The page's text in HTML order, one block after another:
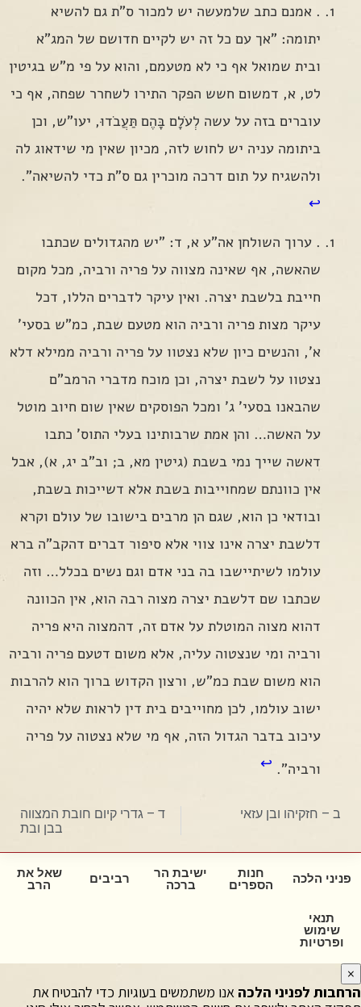
. אמנם כתב שלמעשה יש למכור ס"ת גם להשיא
יתומה: "אך עם כל זה יש לקיים חדושם של המג"א
ובית שמואל אף כי לא מטעמם, והוא על פי מ"ש בגיטין
לט, א, דמשום חשש הפקר התירו לשחרר שפחה, אף כי
עוברים בזה על עשה לְעֹלָם בָּהֶם תַּעֲבֹדוּ, יעו"ש, וכן
ביתומה עניה יש לחוש לזה, מכיון שאין מי שידאוג לה
ולהשגיח על תום דרכה מוכרין גם ס"ת כדי להשיאה".
↩
. ערוך השולחן אה"ע א, ד: "יש מהגדולים שכתבו
שהאשה, אף שאינה מצווה על פריה ורביה, מכל מקום
חייבת בלשבת יצרה. ואין עיקר לדברים הללו, דכל
עיקר מצות פריה ורביה הוא מטעם שבת, כמ"ש בסעי'
א', והנשים כיון שלא נצטוו על פריה ורביה ממילא דלא
נצטוו על לשבת יצרה, וכן מוכח מדברי הרמב"ם
שהבאנו בסעי' ג' ומכל הפוסקים שאין שום חיוב מוטל
על האשה… והן אמת שרבותינו בעלי התוס' כתבו
דאשה שייך נמי בשבת (גיטין מא, ב; וב"ב יג, א), אבל
אין כוונתם שמחוייבות בשבת אלא דשייכות בשבת,
ובודאי כן הוא, שגם הן מרבים בישובו של עולם וקרא
דלשבת יצרה אינו צווי אלא סיפור דברים דהקב"ה ברא
עולמו לשיתיישבו בה בני אדם וגם נשים בכלל… וזה
שכתבו שם דלשבת יצרה מצוה רבה הוא, אין הכוונה
דהוא מצוה המוטלת על אדם זה, דהמצוה היא פריה
ורביה ומי שנצטוה עליה, אלא משום דטעם פריה ורביה
הוא משום שבת כמ"ש, ורצון הקדוש ברוך הוא להרבות
ישוב עולמו, לכן מחוייבים בית דין לראות שלא יהיה
עיכוב בדבר הגדול הזה, אף מי שלא נצטוה על פריה
ורביה". ↩
ב – חזקיהו ובן עזאי
ד – גדרי קיום חובת המצווה
בבן ובת
פניני הלכה
חנות
הספרים
ישיבת הר
ברכה
רביבים
שאל את
הרב
תנאי
שימוש
ופרטיות
×
הרחבות לפניני הלכה אנו משתמשים בעוגיות כדי להבטיח את